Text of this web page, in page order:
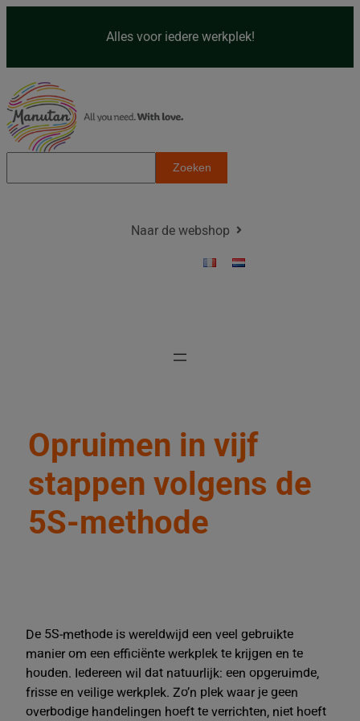
inhoud
Alles voor iedere werkplek!
o
Zoeken
Naar de webshop
Opruimen in vijf
stappen volgens de
5S-methode
De 5S-methode is wereldwijd een veel gebruikte
manier om een efficiënte werkplek te krijgen en te
houden. Iedereen wil dat natuurlijk: een opgeruimde,
frisse en veilige werkplek. Zo’n plek waar je geen
overbodige handelingen hoeft te verrichten, niet hoeft